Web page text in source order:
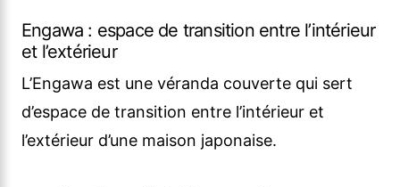
Engawa : espace de transition entre l’intérieur
et l’extérieur
L’Engawa est une véranda couverte qui sert
d’espace de transition entre l’intérieur et
l’extérieur d’une maison japonaise.